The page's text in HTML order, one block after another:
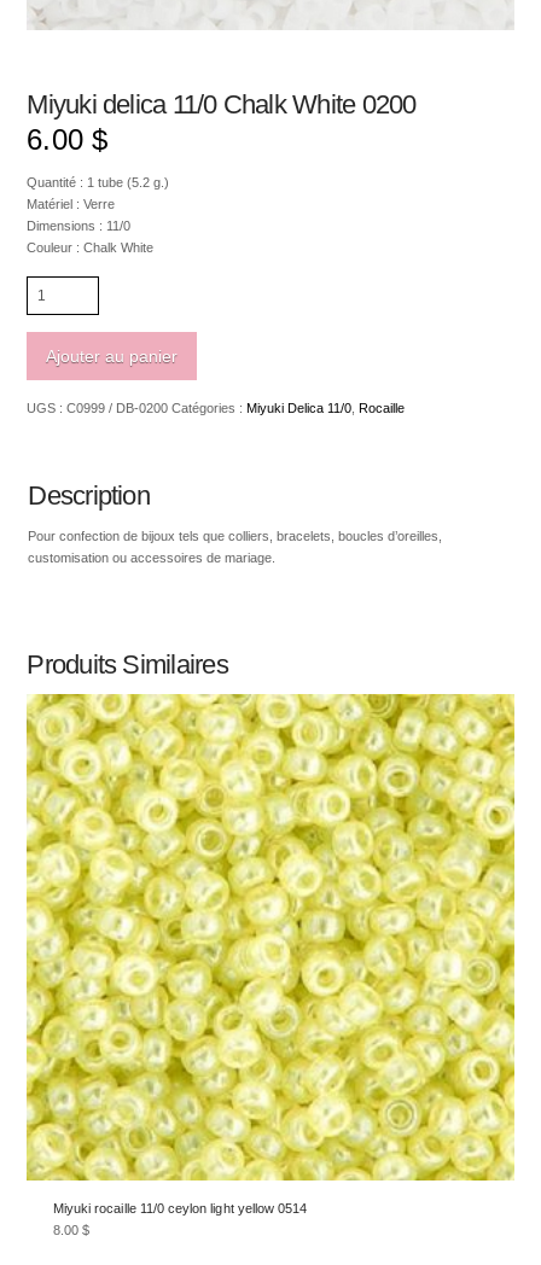
Miyuki delica 11/0 Chalk White 0200
6.00 $
Quantité : 1 tube (5.2 g.)
Matériel : Verre
Dimensions : 11/0
Couleur : Chalk White
Miyuki
delica
White
Ajouter au panier
UGS :C0999 / DB-0200 Catégories :Miyuki Delica 11/0 ,Rocaille
Description
Pour confection de bijoux tels que colliers, bracelets, boucles d’oreilles,
customisation ou accessoires de mariage.
Produits Similaires
Miyuki rocaille 11/0 ceylon light yellow 0514
8.00$